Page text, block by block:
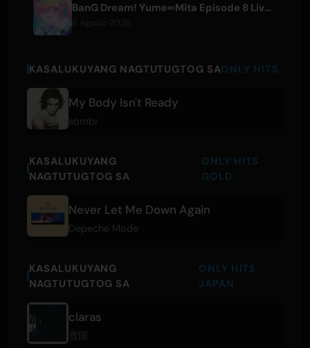
BanG Dream! Yume∞Mita Episode 8 Live Clip Released
KASALUKUYANG NAGTUTUGTOG SAONLY HITS
My Body Isn't Ready
sombr
KASALUKUYANG
NAGTUTUGTOG SA
ONLY HITS
GOLD
Never Let Me Down Again
Depeche Mode
KASALUKUYANG
NAGTUTUGTOG SA
ONLY HITS
JAPAN
claras
雪国